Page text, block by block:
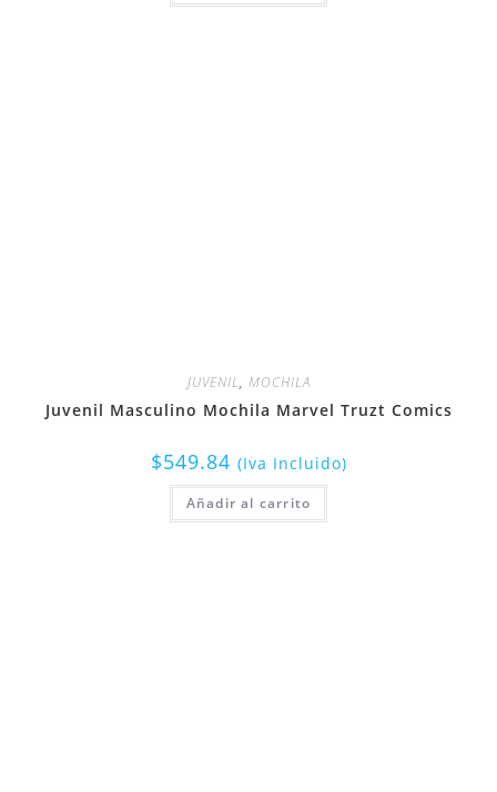
JUVENIL, MOCHILA
Juvenil Masculino Mochila Marvel Truzt Comics
$549.84 (Iva Incluido)
Añadir al carrito